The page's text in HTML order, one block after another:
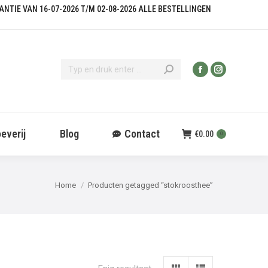
VAN 16-07-2026 T/M 02-08-2026 ALLE BESTELLINGEN
Blog Contact €0.00 0
Je bent hier:
Home Producten getagged “stokroosthee”